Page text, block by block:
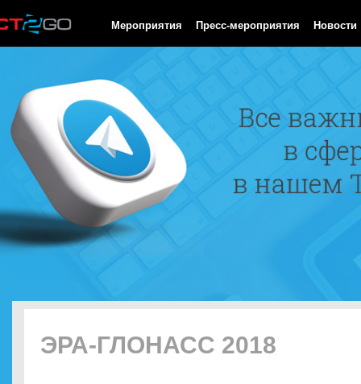
Мероприятия Пресс-мероприятия Новости
ЭРА-ГЛОНАСС 2018